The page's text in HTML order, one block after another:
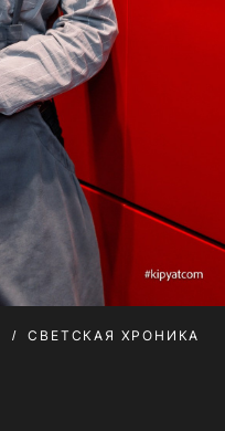
СВЕТСКАЯ ХРОНИКА